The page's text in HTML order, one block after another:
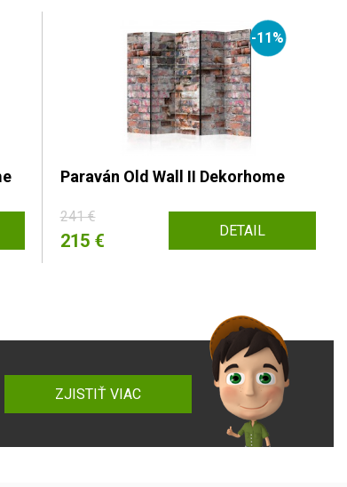
-11%
Paraván Old Wall II Dekorhome
241 €
215 € DETAIL
ZJISTIŤ VIAC